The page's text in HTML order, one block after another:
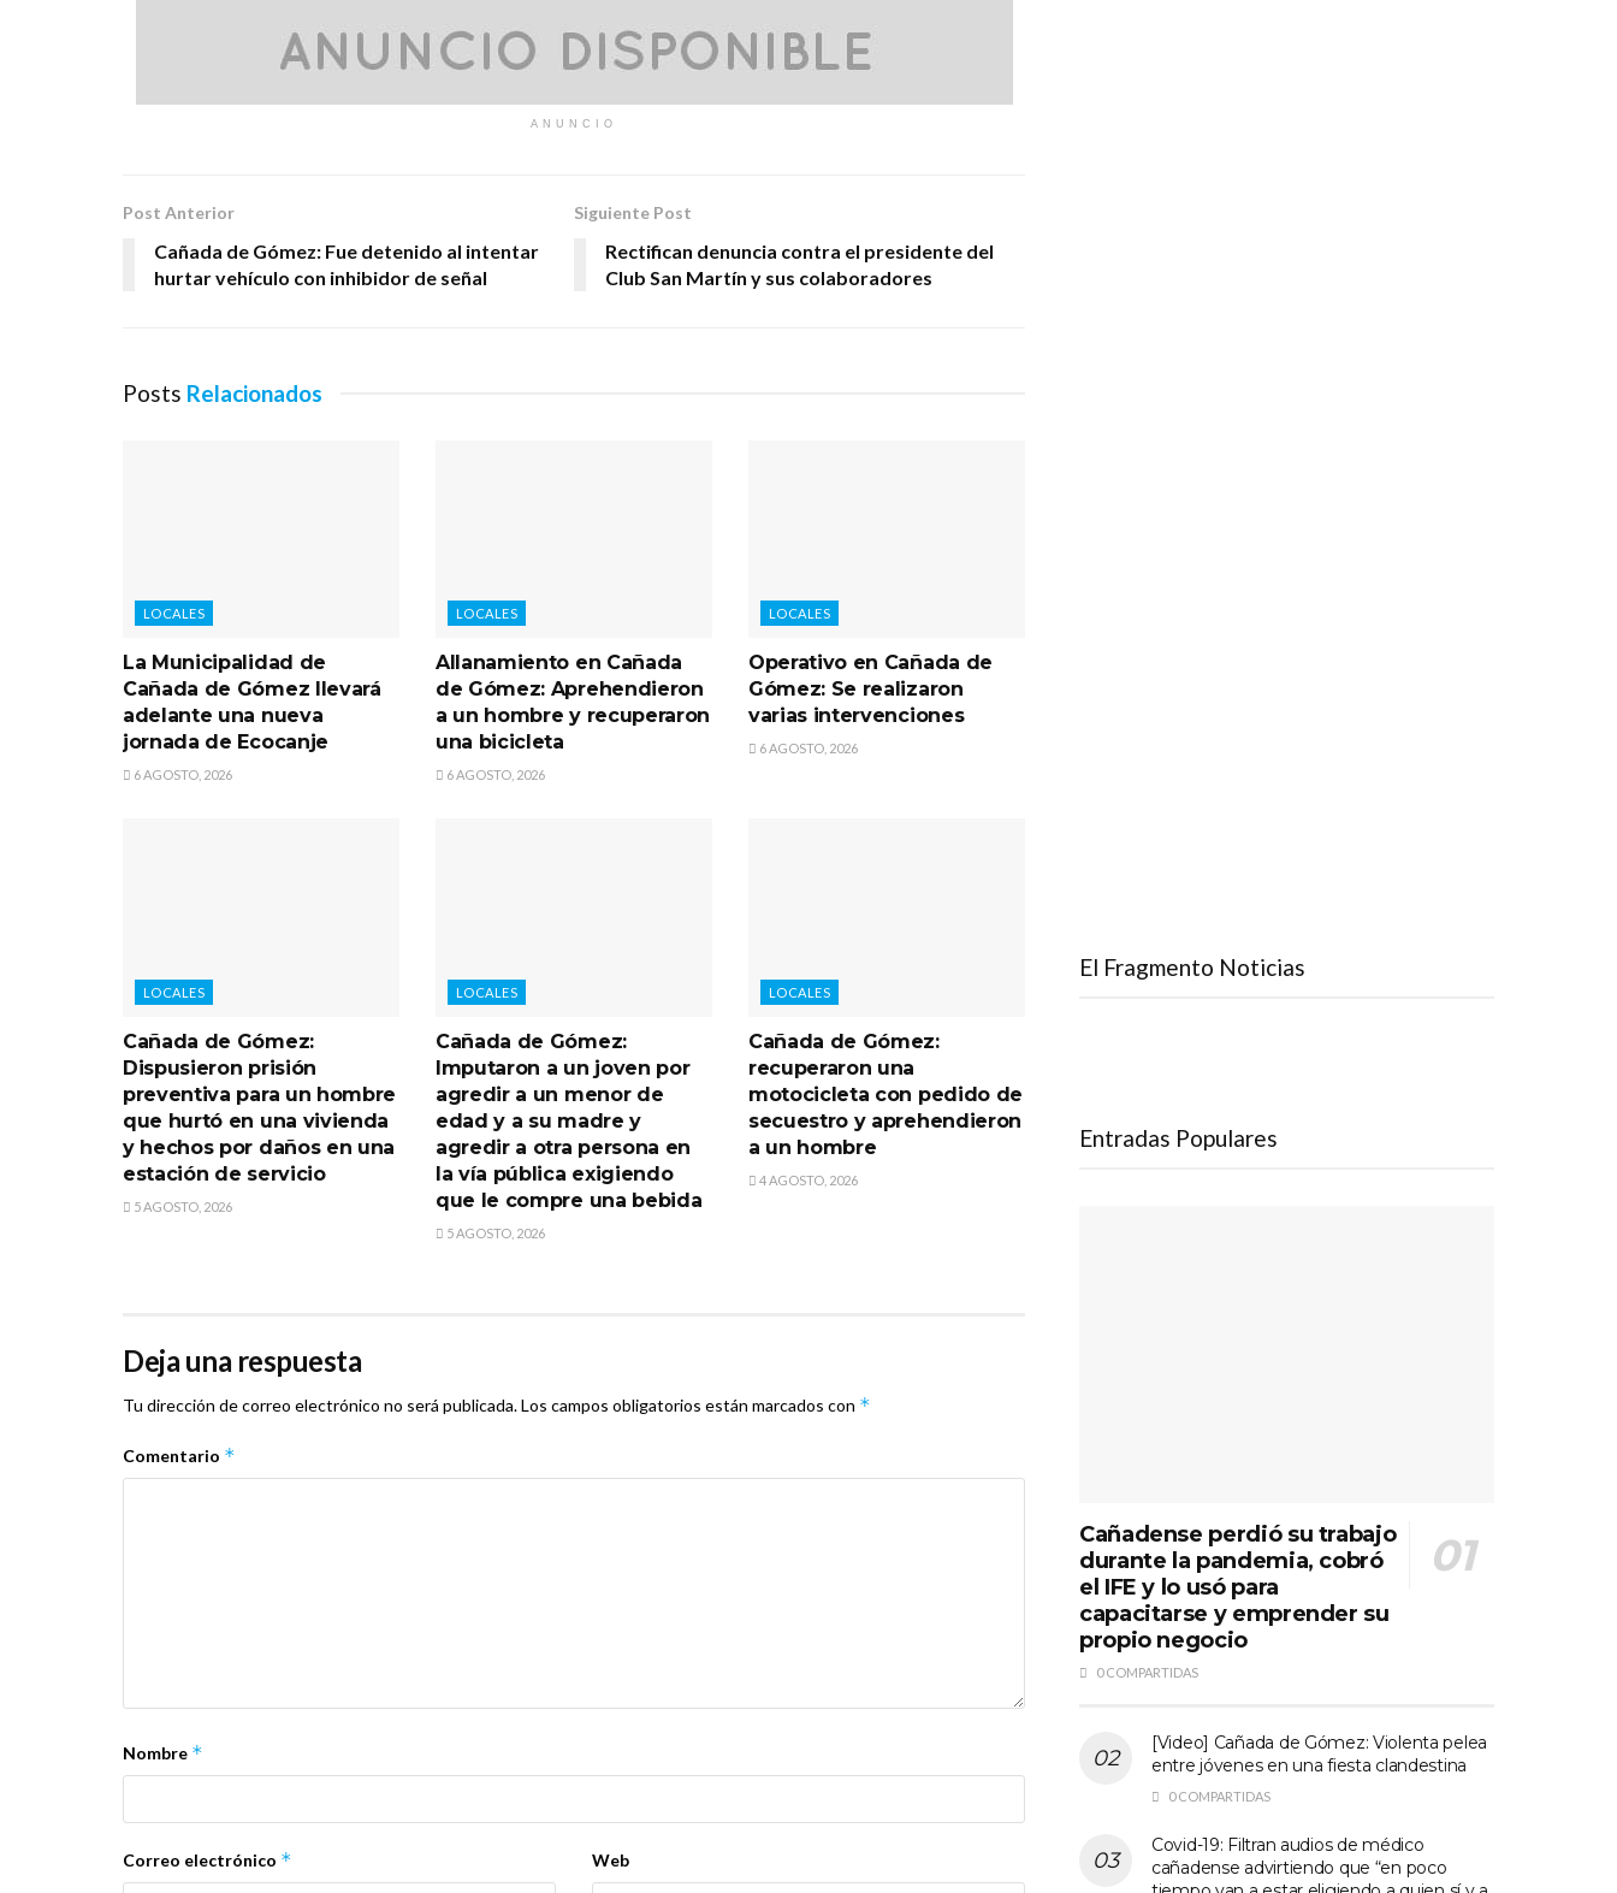
ANUNCIO
Post Anterior
Cañada de Gómez: Fue detenido al intentar
hurtar vehículo con inhibidor de señal
Siguiente Post
Rectifican denuncia contra el presidente del
Club San Martín y sus colaboradores
Posts Relacionados
LOCALES
La Municipalidad de
Cañada de Gómez llevará
adelante una nueva
jornada de Ecocanje
6 AGOSTO, 2026
LOCALES
Allanamiento en Cañada
de Gómez: Aprehendieron
a un hombre y recuperaron
una bicicleta
6 AGOSTO, 2026
LOCALES
Operativo en Cañada de
Gómez: Se realizaron
varias intervenciones
6 AGOSTO, 2026
LOCALES
Cañada de Gómez:
Dispusieron prisión
preventiva para un hombre
que hurtó en una vivienda
y hechos por daños en una
estación de servicio
5 AGOSTO, 2026
LOCALES
Cañada de Gómez:
Imputaron a un joven por
agredir a un menor de
edad y a su madre y
agredir a otra persona en
la vía pública exigiendo
que le compre una bebida
5 AGOSTO, 2026
LOCALES
Cañada de Gómez:
recuperaron una
motocicleta con pedido de
secuestro y aprehendieron
a un hombre
4 AGOSTO, 2026
Deja una respuesta
Tu dirección de correo electrónico no será publicada.Los campos obligatorios están marcados con *
Comentario *
Nombre *
Correo electrónico * Web
El Fragmento Noticias
Entradas Populares
Cañadense perdió su trabajo
durante la pandemia, cobró
el IFE y lo usó para
capacitarse y emprender su
propio negocio
0 COMPARTIDAS
[Video] Cañada de Gómez: Violenta pelea
entre jóvenes en una fiesta clandestina
0 COMPARTIDAS
Covid-19: Filtran audios de médico
cañadense advirtiendo que “en poco